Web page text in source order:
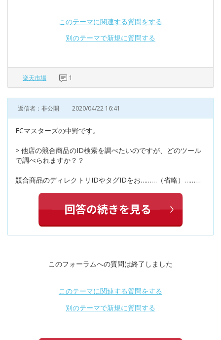
このテーマに関連する質問をする
別のテーマで新規に質問する
楽天市場 1
返信者：非公開 2020/04/22 16:41
ECマスターズの中野です。
> 他店の競合商品のID検索を調べたいのですが、どのツール
で調べられますか？？
競合商品のディレクトリIDやタグIDをお………（省略）………
このフォーラムへの質問は終了しました
このテーマに関連する質問をする
別のテーマで新規に質問する